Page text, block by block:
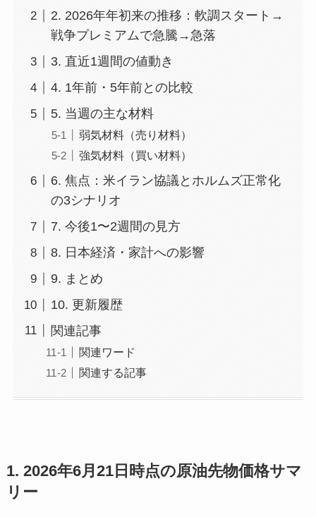
2. 2026年年初来の推移：軟調スタート→
戦争プレミアムで急騰→急落
3. 直近1週間の値動き
4. 1年前・5年前との比較
5. 当週の主な材料
弱気材料（売り材料）
強気材料（買い材料）
6. 焦点：米イラン協議とホルムズ正常化
の3シナリオ
7. 今後1〜2週間の見方
8. 日本経済・家計への影響
9. まとめ
10. 更新履歴
関連記事
関連ワード
関連する記事
1. 2026年6月21日時点の原油先物価格サマ
リー